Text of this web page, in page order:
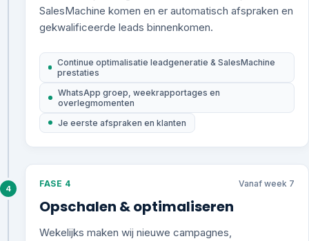
SalesMachine komen en er automatisch afspraken en
gekwalificeerde leads binnenkomen.
Continue optimalisatie leadgeneratie & SalesMachine
prestaties
WhatsApp groep, weekrapportages en
overlegmomenten
Je eerste afspraken en klanten
4 FASE 4 Vanaf week 7
Opschalen & optimaliseren
Wekelijks maken wij nieuwe campagnes,